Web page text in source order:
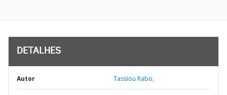
DETALHES
Autor Tassiou Rabo;